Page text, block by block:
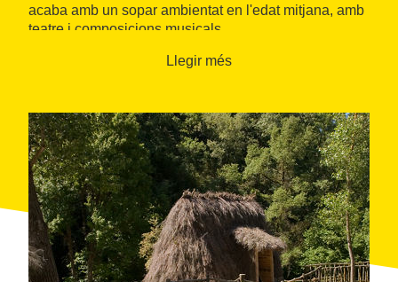
acaba amb un sopar ambientat en l'edat mitjana, amb
teatre i composicions musicals.
Llegir més